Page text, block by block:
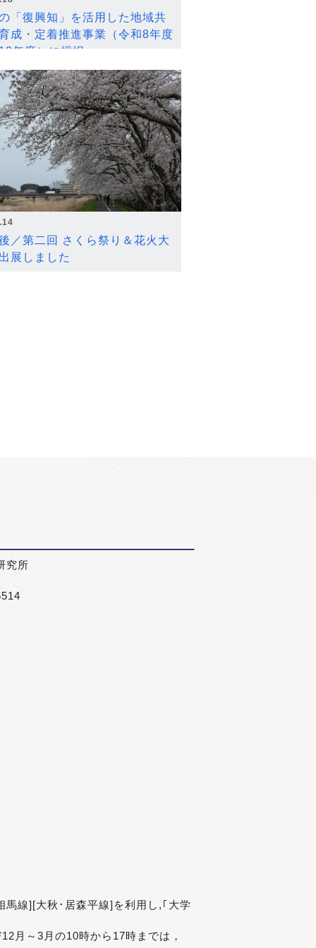
「復興知」を活用した地域共
成・定着推進事業（令和8年度
年度）に採択
／第二回 さくら祭り＆花火大
展しました
究所
線][大秋･居森平線]を利用し,｢大学
月～3月の10時から17時までは，